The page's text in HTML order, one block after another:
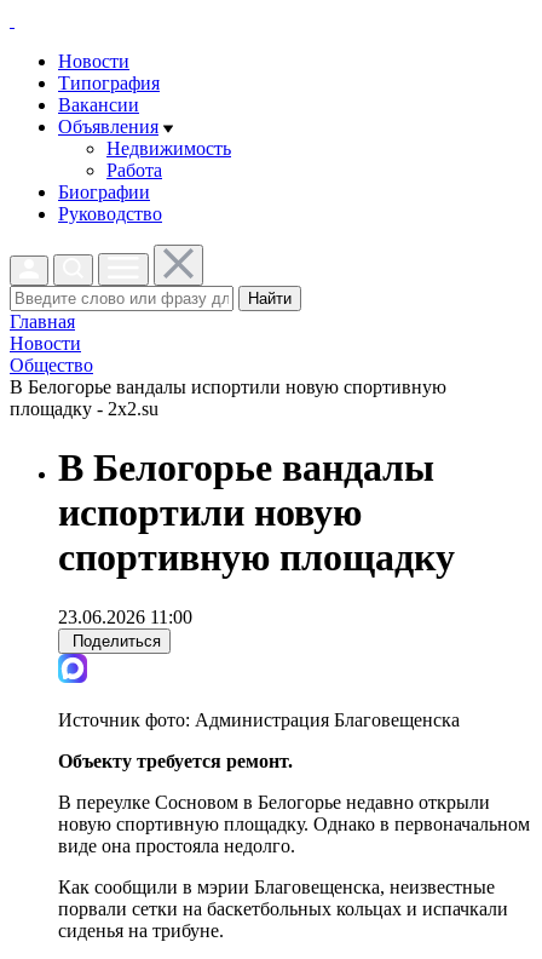
Новости
Типография
Вакансии
Объявления
Недвижимость
Работа
Биографии
Руководство
Найти
Главная
Новости
Общество
В Белогорье вандалы испортили новую спортивную
площадку - 2x2.su
В Белогорье вандалы
испортили новую
спортивную площадку
23.06.2026 11:00
Поделиться
Источник фото: Администрация Благовещенска
Объекту требуется ремонт.
В переулке Сосновом в Белогорье недавно открыли
новую спортивную площадку. Однако в первоначальном
виде она простояла недолго.
Как сообщили в мэрии Благовещенска, неизвестные
порвали сетки на баскетбольных кольцах и испачкали
сиденья на трибуне.